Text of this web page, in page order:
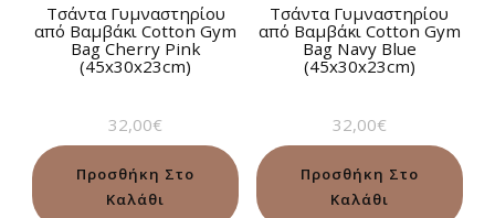
Τσάντα Γυμναστηρίου
από Βαμβάκι Cotton Gym
Bag Cherry Pink
(45x30x23cm)
32,00€
Προσθήκη Στο
Καλάθι
Τσάντα Γυμναστηρίου
από Βαμβάκι Cotton Gym
Bag Navy Blue
(45x30x23cm)
32,00€
Προσθήκη Στο
Καλάθι